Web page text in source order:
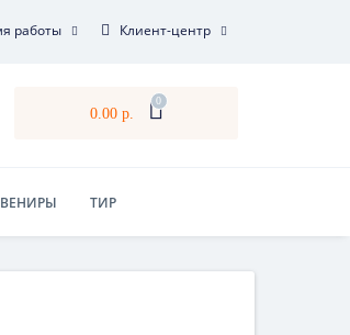
работы Клиент-центр
0.00 р.
0
ТИР